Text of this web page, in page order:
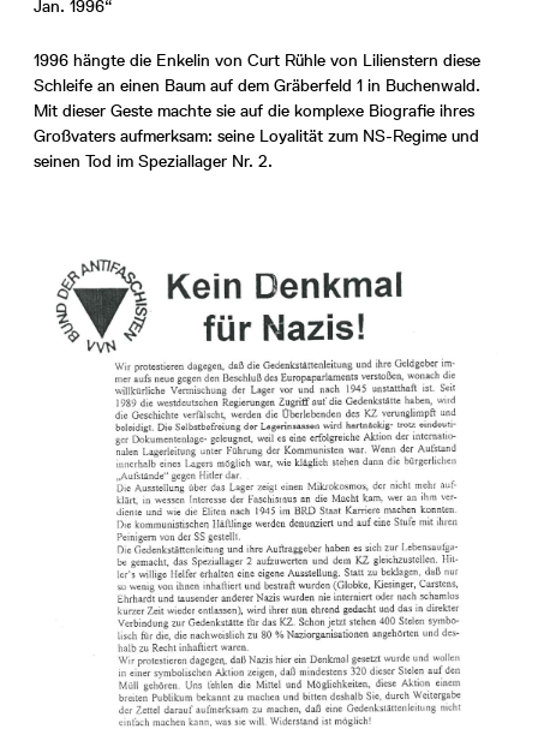
Jan. 1996“
1996 hängte die Enkelin von Curt Rühle von Lilienstern diese
Schleife an einen Baum auf dem Gräberfeld 1 in Buchenwald.
Mit dieser Geste machte sie auf die komplexe Biografie ihres
Großvaters aufmerksam: seine Loyalität zum NS-Regime und
seinen Tod im Speziallager Nr. 2.